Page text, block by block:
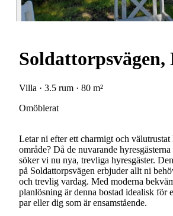
Soldattorpsvägen,
Villa · 3.5 rum · 80 m²
Omöblerat
Letar ni efter ett charmigt och
område? Då de nuvarande
söker vi nu nya, trevliga hyresgäster.
på Soldattorpsvägen erbjuder allt ni
och trevlig vardag. Med moderna
planlösning är denna bostad idealisk för
par eller dig som är ensamstående.